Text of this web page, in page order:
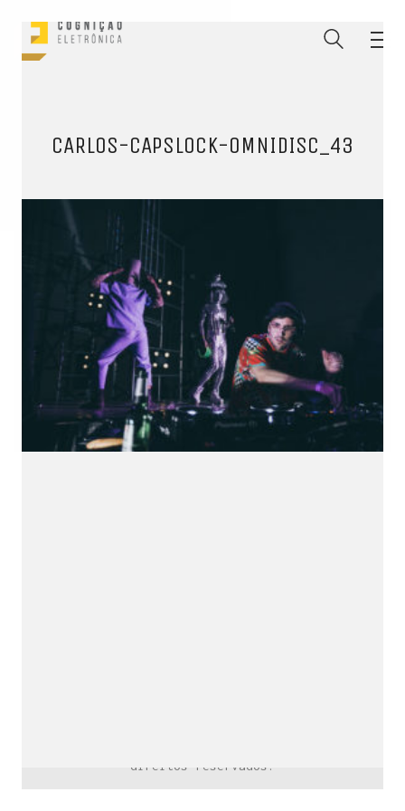
CARLOS-CAPSLOCK-OMNIDISC_43
ENTRE PARA O NOSSOMEMBERS CLUB
E receba códigos promocionais para festas, free
downloads e mais.
É grátis.
direitos reservados.